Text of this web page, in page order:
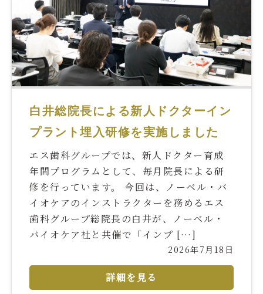
白井総院長による新人ドクターイン
プラント埋入研修を実施しました
エス歯科グループでは、新人ドクター育成
年間プログラムとして、毎月院長による研
修を行っています。 今回は、ノーベル・バ
イオケアのインストラクターを務めるエス
歯科グループ総院長の白井が、ノーベル・
バイオケア社と共催で「インプ […]
2026年7月18日
詳細を見る